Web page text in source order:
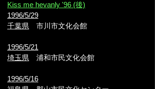
Kiss me hevanly '96 (後)
1996/5/29
千葉県 市川市文化会館
1996/5/21
埼玉県 浦和市民文化会館
1996/5/16